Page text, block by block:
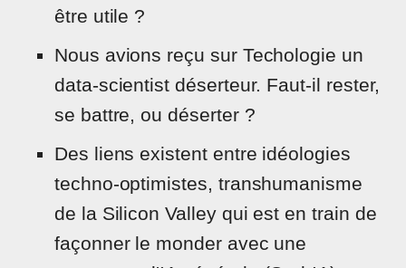
être utile ?
Nous avions reçu sur Techologie un
data-scientist déserteur. Faut-il rester,
se battre, ou déserter ?
Des liens existent entre idéologies
techno-optimistes, transhumanisme
de la Silicon Valley qui est en train de
façonner le monder avec une